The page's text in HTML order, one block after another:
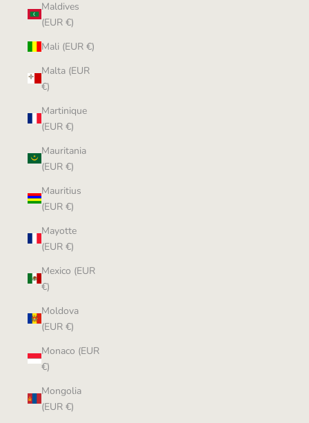
Maldives
(EUR €)
Mali (EUR €)
Malta (EUR
€)
Martinique
(EUR €)
Mauritania
(EUR €)
Mauritius
(EUR €)
Mayotte
(EUR €)
Mexico (EUR
€)
Moldova
(EUR €)
Monaco (EUR
€)
Mongolia
(EUR €)